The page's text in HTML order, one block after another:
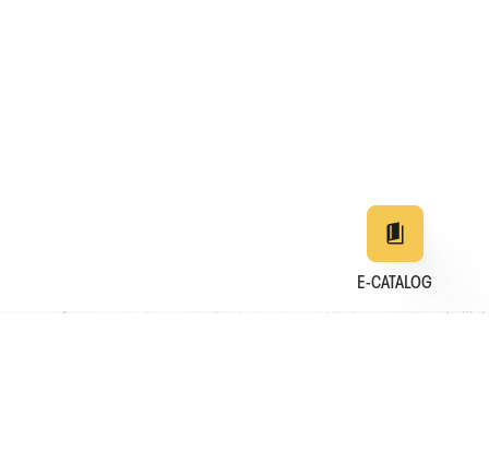
E-CATALOG